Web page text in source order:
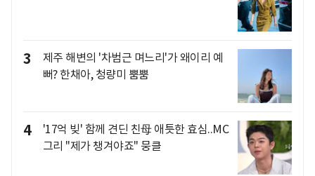
3
제주 해변의 '차범근 며느리'가 왜이리 예
뻐? 한채아, 청량미 뿜뿜
4
'17억 빚' 함께 견딘 친母 애틋한 효심..MC
그리 "제가 챙겨야죠" 뭉클